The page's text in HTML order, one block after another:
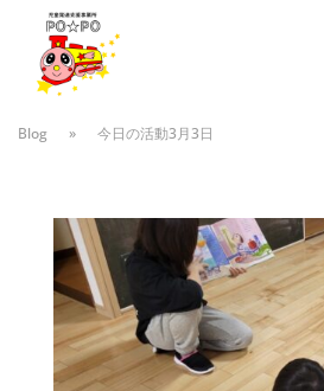
Blog » 今日の活動3月3日